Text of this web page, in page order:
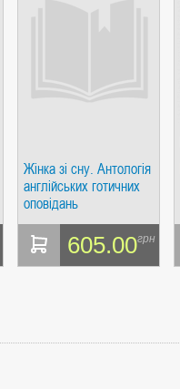
Жінка зі сну. Антологія
англійських готичних
оповідань
605.00грн